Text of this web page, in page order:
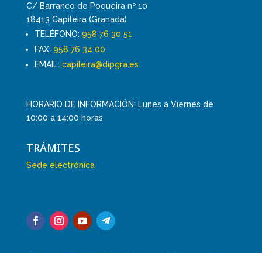
C/ Barranco de Poqueira nº 10
18413 Capileira (Granada)
TELÉFONO: 958 76 30 51
FAX: 958 76 34 00
EMAIL: capileira@dipgra.es
HORARIO DE INFORMACIÓN: Lunes a Viernes de
10:00 a 14:00 horas
TRÁMITES
Sede electrónica